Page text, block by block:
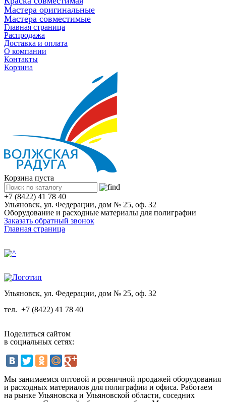
Мастера оригинальные
Мастера совместимые
Главная страница
Распродажа
Доставка и оплата
О компании
Контакты
Корзина
Корзина пуста
+7 (8422) 41 78 40
Ульяновск, ул. Федерации, дом № 25, оф. 32
Оборудование и расходные материалы для полиграфии
Заказать обратный звонок
Главная страница
Ульяновск, ул. Федерации, дом № 25, оф. 32
тел. +7 (8422) 41 78 40
Поделиться сайтом
в социальных сетях:
Мы занимаемся оптовой и розничной продажей оборудования
и расходных материалов для полиграфии и офиса. Работаем
на рынке Ульяновска и Ульяновской области, соседних